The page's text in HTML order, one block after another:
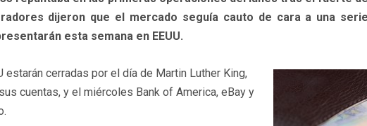
dijeron que el mercado seguía cauto de cara a una
esta semana en EEUU.
estarán cerradas por el día de Martin Luther King,
cuentas, y el miércoles Bank of America, eBay y